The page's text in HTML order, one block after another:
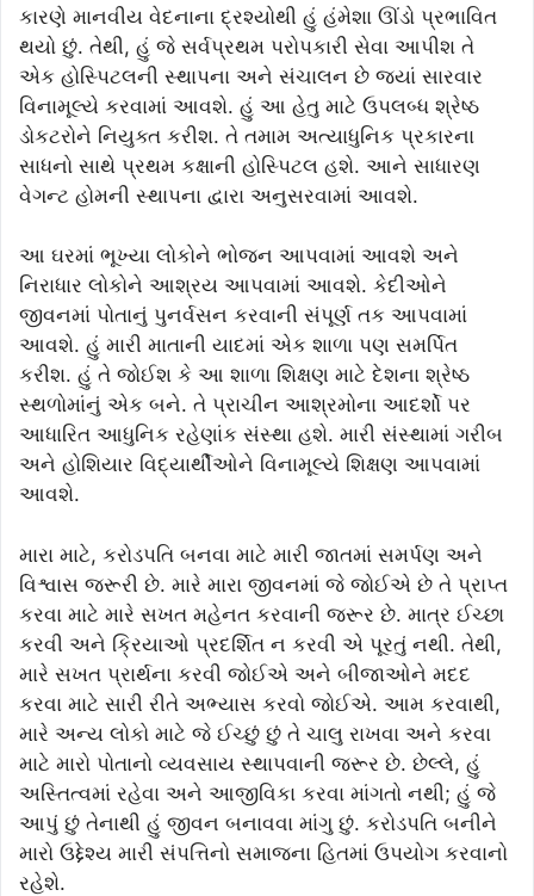
કારણે માનવીય વેદનાના દ્રશ્યોથી હું હંમેશા ઊંડો પ્રભાવિત
થયો છું. તેથી, હું જે સર્વપ્રથમ પરોપકારી સેવા આપીશ તે
એક હોસ્પિટલની સ્થાપના અને સંચાલન છે જ્યાં સારવાર
વિનામૂલ્યે કરવામાં આવશે. હું આ હેતુ માટે ઉપલબ્ધ શ્રેષ્ઠ
ડોકટરોને નિયુક્ત કરીશ. તે તમામ અત્યાધુનિક પ્રકારના
સાધનો સાથે પ્રથમ કક્ષાની હોસ્પિટલ હશે. આને સાધારણ
વેગન્ટ હોમની સ્થાપના દ્વારા અનુસરવામાં આવશે.
આ ઘરમાં ભૂખ્યા લોકોને ભોજન આપવામાં આવશે અને
નિરાધાર લોકોને આશ્રય આપવામાં આવશે. કેદીઓને
જીવનમાં પોતાનું પુનર્વસન કરવાની સંપૂર્ણ તક આપવામાં
આવશે. હું મારી માતાની યાદમાં એક શાળા પણ સમર્પિત
કરીશ. હું તે જોઈશ કે આ શાળા શિક્ષણ માટે દેશના શ્રેષ્ઠ
સ્થળોમાંનું એક બને. તે પ્રાચીન આશ્રમોના આદર્શો પર
આધારિત આધુનિક રહેણાંક સંસ્થા હશે. મારી સંસ્થામાં ગરીબ
અને હોશિયાર વિદ્યાર્થીઓને વિનામૂલ્યે શિક્ષણ આપવામાં
આવશે.
મારા માટે, કરોડપતિ બનવા માટે મારી જાતમાં સમર્પણ અને
વિશ્વાસ જરૂરી છે. મારે મારા જીવનમાં જે જોઈએ છે તે પ્રાપ્ત
કરવા માટે મારે સખત મહેનત કરવાની જરૂર છે. માત્ર ઈચ્છા
કરવી અને ક્રિયાઓ પ્રદર્શિત ન કરવી એ પૂરતું નથી. તેથી,
મારે સખત પ્રાર્થના કરવી જોઈએ અને બીજાઓને મદદ
કરવા માટે સારી રીતે અભ્યાસ કરવો જોઈએ. આમ કરવાથી,
મારે અન્ય લોકો માટે જે ઈચ્છું છું તે ચાલુ રાખવા અને કરવા
માટે મારો પોતાનો વ્યવસાય સ્થાપવાની જરૂર છે. છેલ્લે, હું
અસ્તિત્વમાં રહેવા અને આજીવિકા કરવા માંગતો નથી; હું જે
આપું છું તેનાથી હું જીવન બનાવવા માંગુ છું. કરોડપતિ બનીને
મારો ઉદ્દેશ્ય મારી સંપત્તિનો સમાજના હિતમાં ઉપયોગ કરવાનો
રહેશે.